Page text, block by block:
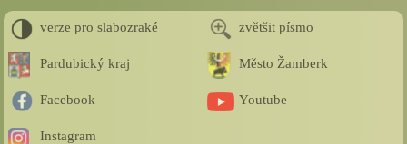
verze pro slabozraké zvětšit písmo
Pardubický kraj Město Žamberk
Facebook Youtube
Instagram